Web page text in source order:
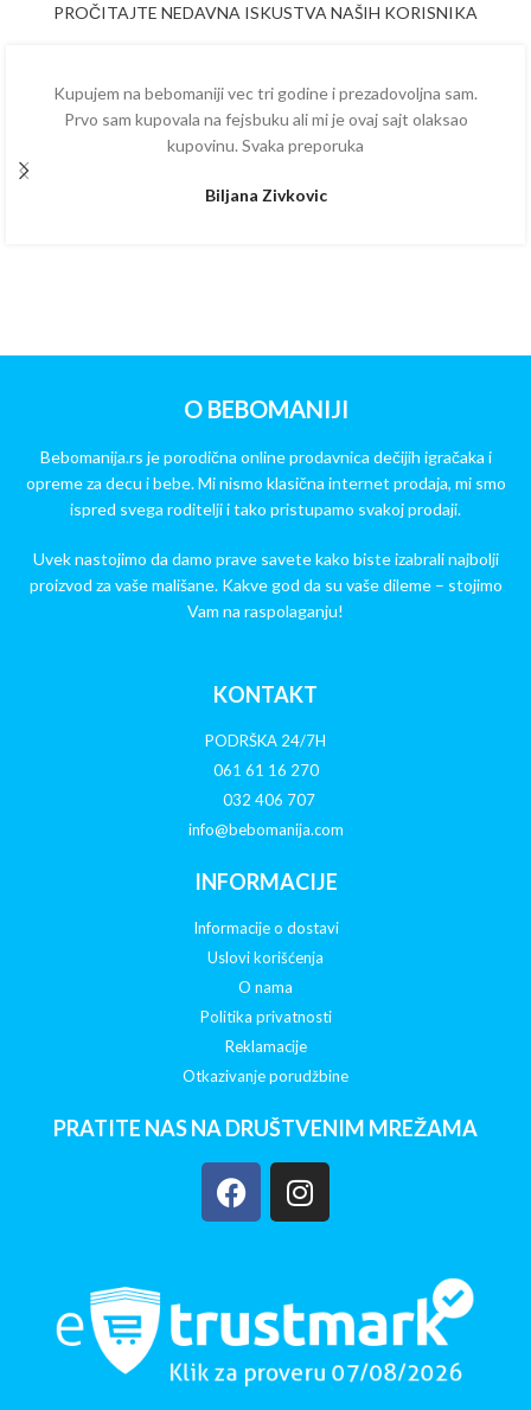
PROČITAJTE NEDAVNA ISKUSTVA NAŠIH KORISNIKA
Kupujem na bebomaniji vec tri godine i prezadovoljna sam.
Prvo sam kupovala na fejsbuku ali mi je ovaj sajt olaksao
kupovinu. Svaka preporuka
Biljana Zivkovic
O BEBOMANIJI
Bebomanija.rs je porodična online prodavnica dečijih igračaka i
opreme za decu i bebe. Mi nismo klasična internet prodaja, mi smo
ispred svega roditelji i tako pristupamo svakoj prodaji.
Uvek nastojimo da damo prave savete kako biste izabrali najbolji
proizvod za vaše mališane. Kakve god da su vaše dileme – stojimo
Vam na raspolaganju!
KONTAKT
PODRŠKA 24/7H
061 61 16 270
032 406 707
info@bebomanija.com
INFORMACIJE
Informacije o dostavi
Uslovi korišćenja
O nama
Politika privatnosti
Reklamacije
Otkazivanje porudžbine
PRATITE NAS NA DRUŠTVENIM MREŽAMA